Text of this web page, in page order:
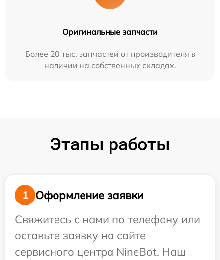
Оригинальные запчасти
Более 20 тыс. запчастей от производителя в
наличии на собственных складах.
Этапы работы
1
Оформление заявки
Свяжитесь с нами по телефону или
оставьте заявку на сайте
сервисного центра NineBot. Наш